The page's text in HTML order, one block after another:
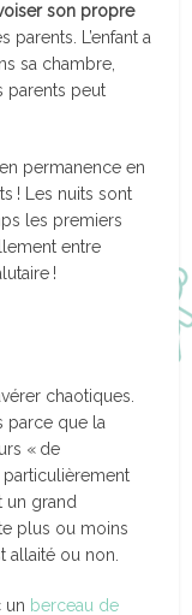
son propre
parents. L’enfant a
sa chambre,
parents peut
permanence en
! Les nuits sont
les premiers
entre
!
chaotiques.
parce que la
« de
un grand
plus ou moins
allaité ou non.
un berceau de